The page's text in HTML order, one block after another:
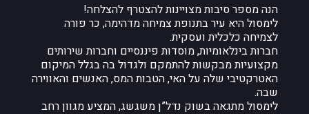
הנה מספר סיבות מצויינות להצטרף להצלחה!
לימסול היא עיר בתנופת צמיחה מדהימה, כר פורה
לצמיחה כלכלית ועסקית.
חברות בינלאומיות, מוסדות פיננסיים וחברות שירותים
מקצועיות מבקשות להתמקם ולגדול בה בגלל המיקום
האטרקטיבי שלה על האי, הטבות המס, האנשים והאווירה
שבה.
לימסול מתגאה בשוק נדל”ן משגשג, המציע מגוון רחב